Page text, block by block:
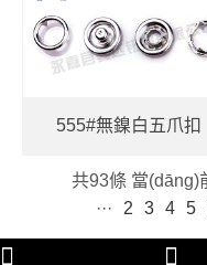
555#無鎳白五爪扣
共93條 當(dāng)
···
2 3 4 5